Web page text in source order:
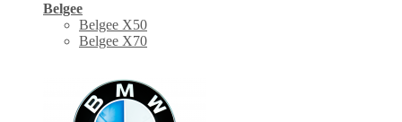
Belgee
Belgee X50
Belgee X70